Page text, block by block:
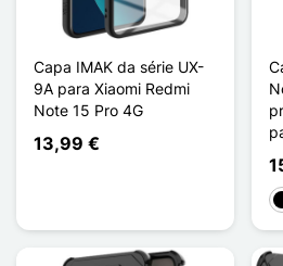
Capa IMAK da série UX-
9A para Xiaomi Redmi
Note 15 Pro 4G
13,99 €